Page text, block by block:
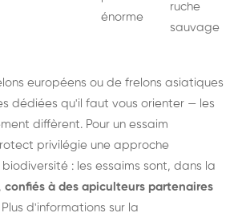
énorme
ruche
sauvage
européens ou de frelons asiatiques
dédiées qu'il faut vous orienter — les
diffèrent. Pour un essaim
privilégie une approche
: les essaims sont, dans la
confiés à des apiculteurs partenaires
d'informations sur la